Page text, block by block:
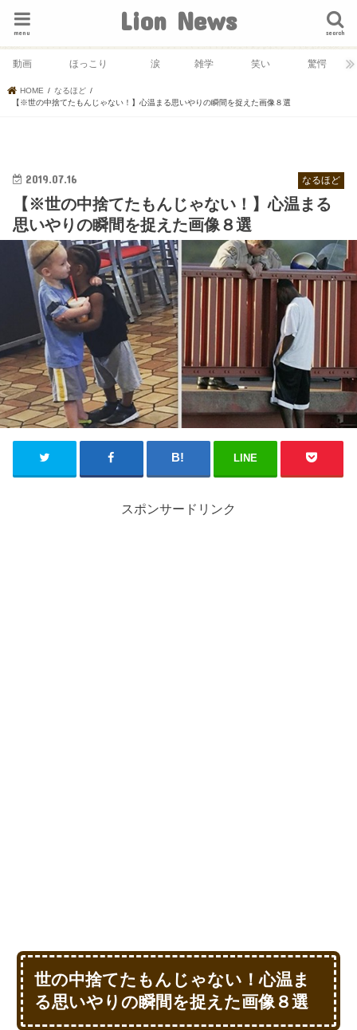
Lion News search
menu
動画 ほっこり 涙 雑学 笑い 驚愕
HOME
なるほど
【※世の中捨てたもんじゃない！】心温まる思いやりの瞬間を捉えた画像８選
なるほど
2019.07.16
【※世の中捨てたもんじゃない！】心温まる
思いやりの瞬間を捉えた画像８選
LINE
スポンサードリンク
世の中捨てたもんじゃない！心温ま
る思いやりの瞬間を捉えた画像８選